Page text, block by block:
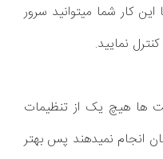
این کار شما میتوانید سرور
نمایید.
ها هیچ یک از تنظیمات
انجام نمیدهند پس بهتر